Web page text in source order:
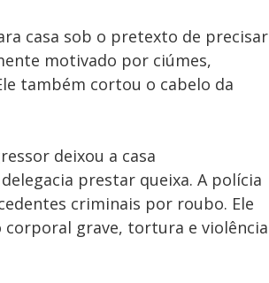
casa sob o pretexto de precisar
motivado por ciúmes,
também cortou o cabelo da
deixou a casa
prestar queixa. A polícia
criminais por roubo. Ele
grave, tortura e violência